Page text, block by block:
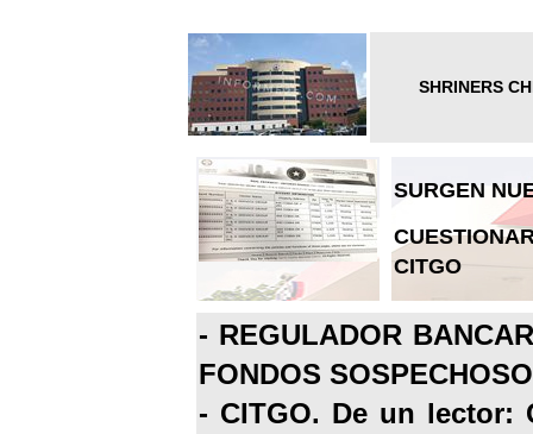
SHRINERS
SURGEN
CITGO
- REGULADOR
FONDOS
- CITGO. De un lector: